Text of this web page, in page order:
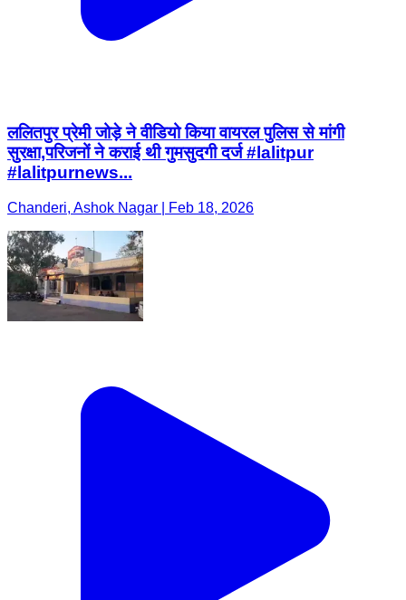
ललितपुर प्रेमी जोड़े ने वीडियो किया वायरल पुलिस से मांगी
सुरक्षा,परिजनों ने कराई थी गुमसुदगी दर्ज #lalitpur
#lalitpurnews...
Chanderi, Ashok Nagar | Feb 18, 2026